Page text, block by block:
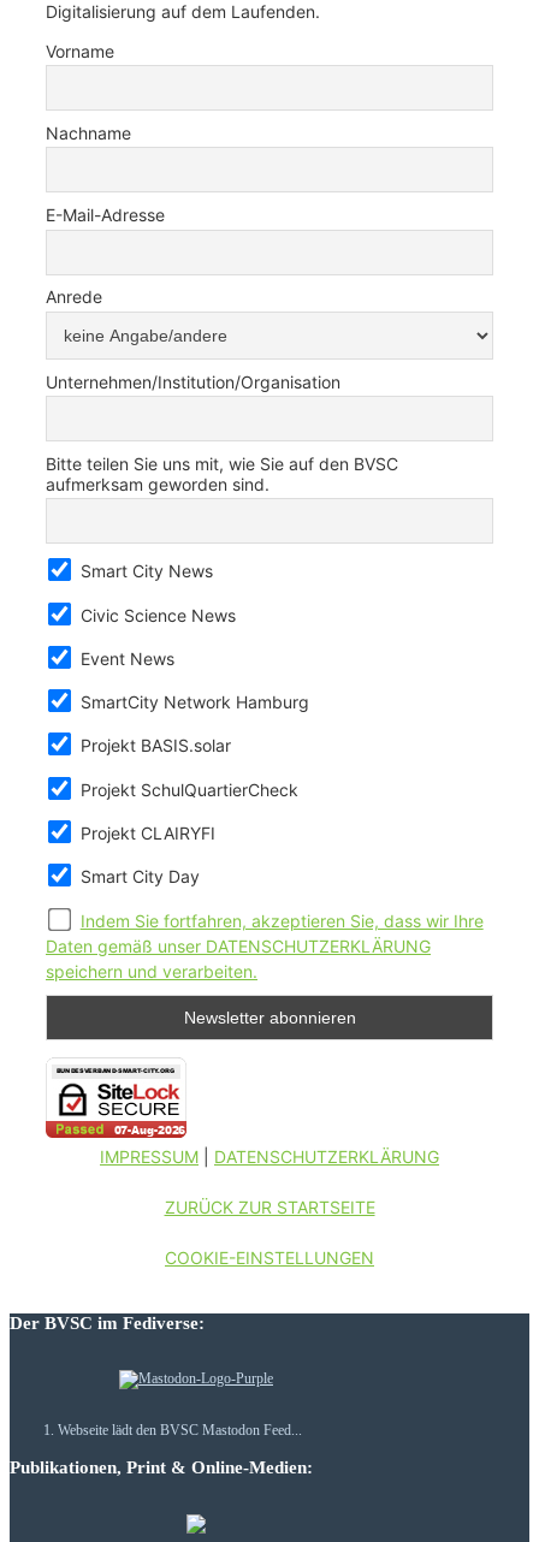
Digitalisierung auf dem Laufenden.
Vorname
Nachname
E-Mail-Adresse
Anrede
Unternehmen/Institution/Organisation
Bitte teilen Sie uns mit, wie Sie auf den BVSC
aufmerksam geworden sind.
Smart City News
Civic Science News
Event News
SmartCity Network Hamburg
Projekt BASIS.solar
Projekt SchulQuartierCheck
Projekt CLAIRYFI
Smart City Day
Indem Sie fortfahren, akzeptieren Sie, dass wir Ihre
Daten gemäß unser DATENSCHUTZERKLÄRUNG
speichern und verarbeiten.
IMPRESSUM DATENSCHUTZERKLÄRUNG
ZURÜCK ZUR STARTSEITE
COOKIE-EINSTELLUNGEN
Der BVSC im Fediverse:
Webseite lädt den BVSC Mastodon Feed...
Publikationen, Print & Online-Medien: